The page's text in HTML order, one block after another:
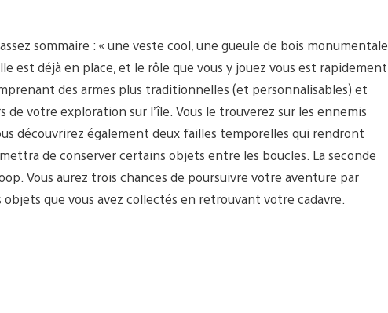
sommaire : « une veste cool, une gueule de bois monumentale
est déjà en place, et le rôle que vous y jouez vous est rapidement
des armes plus traditionnelles (et personnalisables) et
votre exploration sur l’île. Vous le trouverez sur les ennemis
découvrirez également deux failles temporelles qui rendront
de conserver certains objets entre les boucles. La seconde
Vous aurez trois chances de poursuivre votre aventure par
que vous avez collectés en retrouvant votre cadavre.